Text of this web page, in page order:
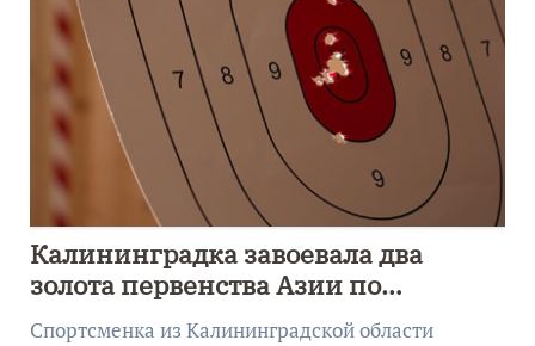
Калининградка завоевала два
золота первенства Азии по
метанию ножа
Спортсменка из Калининградской области